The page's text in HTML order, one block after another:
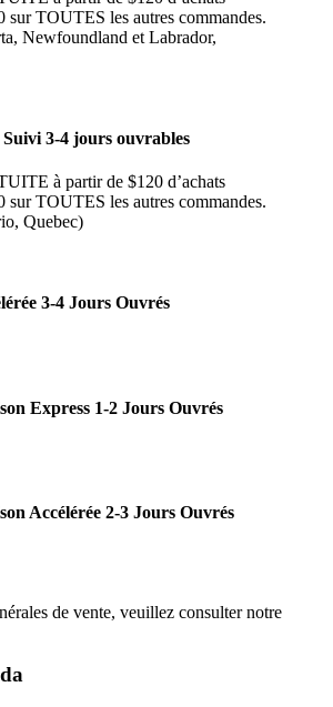
sur TOUTES les autres commandes.
Newfoundland et Labrador,
3-4 jours ouvrables
à partir de $120 d’achats
sur TOUTES les autres commandes.
Quebec)
3-4 Jours Ouvrés
Express 1-2 Jours Ouvrés
Accélérée 2-3 Jours Ouvrés
de vente, veuillez consulter notre